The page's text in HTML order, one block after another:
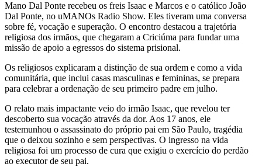
Mano Dal Ponte recebeu os freis Isaac e Marcos e o católico João
Dal Ponte, no uMANOs Radio Show. Eles tiveram uma conversa
sobre fé, vocação e superação. O encontro destacou a trajetória
religiosa dos irmãos, que chegaram a Criciúma para fundar uma
missão de apoio a egressos do sistema prisional.
Os religiosos explicaram a distinção de sua ordem e como a vida
comunitária, que inclui casas masculinas e femininas, se prepara
para celebrar a ordenação de seu primeiro padre em julho.
O relato mais impactante veio do irmão Isaac, que revelou ter
descoberto sua vocação através da dor. Aos 17 anos, ele
testemunhou o assassinato do próprio pai em São Paulo, tragédia
que o deixou sozinho e sem perspectivas. O ingresso na vida
religiosa foi um processo de cura que exigiu o exercício do perdão
ao executor de seu pai.